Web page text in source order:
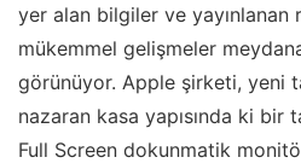
yer alan bilgiler ve yayınlanan
mükemmel gelişmeler
görünüyor. Apple şirketi, yeni
nazaran kasa yapısında ki bir
Full Screen dokunmatik